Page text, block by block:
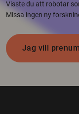
Visste du att robotar
Missa ingen ny
Jag vill